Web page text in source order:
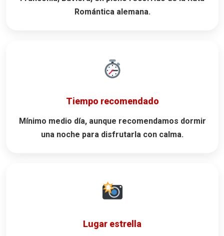
Romántica alemana.
Tiempo recomendado
Mínimo medio día, aunque recomendamos dormir
una noche para disfrutarla con calma.
Lugar estrella